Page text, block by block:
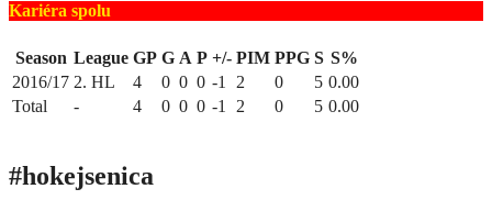
Kariéra spolu
Season League GP G A P +/- PIM PPG S S%
2016/17 2. HL 4 0 0 0 -1 2 0 5 0.00
Total
- 4 0 0 0 -1 2 0 5 0.00
#hokejsenica